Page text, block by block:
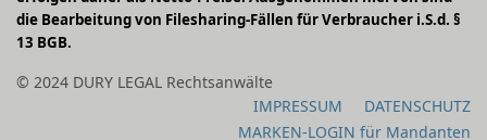
die Bearbeitung von Filesharing-Fällen für Verbraucher i.S.d. §
13 BGB.
© 2024 DURY LEGAL Rechtsanwälte
IMPRESSUM
DATENSCHUTZ
MARKEN-LOGIN für Mandanten